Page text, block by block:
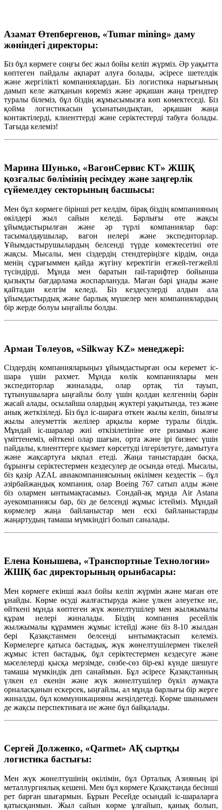
Азамат Өтепбергенов, «Tumar mining» даму
жөніндегі директоры:
Біз бұл көрмеге соңғы бес жыл бойы келіп жүрміз. Әр уақытта
көптеген пайдалы ақпарат алуға болады, әсіресе шетелдік
және жергілікті компаниялардан. Біз логистика нарығының
дамып келе жатқанын көреміз және әрқашан жаңа трендтер
туралы білеміз, бұл біздің жұмысымызға көп көмектеседі. Біз
қойма логистикасын ұсынатындықтан, әрқашан жаңа
контактілерді, клиенттерді және серіктестерді табуға болады.
Тағыда келеміз!
Марина Шунько, «ВагонСервис КТ» ЖШҚ
қозғалыс бөлімінің ресімдеу және заңгерлік
сүйемелдеу секторының басшысы:
Мен бұл көрмеге бірінші рет келдім, бірақ біздің компанияның
өкілдері жыл сайын келеді. Барлығы өте жақсы
ұйымдастырылған және әр түрлі компаниялар бар:
тасымалдаушылар, вагон иелері және экспедиторлар.
Ұйымдастырушылардың белсенді түрде көмектесетіні өте
жақсы. Мысалы, мен сіздердің стендтеріңізге кірдім, онда
менің сұрағыммен қайда жүгіну керектігін егжей-тегжейлі
түсіндірді. Мұнда мен баратын rail-тарифтер бойынша
қызықты бағдарлама жоспарлануда. Маған бәрі ұнады және
қайтадан келгім келеді. Біз кездесулерді алдын ала
ұйымдастырдық және барлық мүшелер мен компаниялардың
бір жерде болуы ыңғайлы болды.
Арман Төлеуов, «Silkway KZ» менеджері:
Сіздердің компанияларыңыз ұйымдастырған осы керемет іс-
шара үшін рахмет. Мұнда көлік компаниялары мен
экспедиторлар жиналады, олар ортақ тіл тауып,
тұтынушыларға ыңғайлы болу үшін қолдан келгеннің бәрін
жасай алады, осылайша олардың жүктері уақытында, тез және
анық жеткізіледі. Біз бұл іс-шараға өткен жылы келіп, биылғы
жылы әлеуметтік желілер арқылы көрме туралы білдік.
Мұндай іс-шаралар жиі өткізілетініне өте ризамыз және
үміттенеміз, өйткені олар шағын, орта және ірі бизнес үшін
пайдалы, клиенттерге қызмет көрсетуді ілгерілетуге, дамытуға
және жақсартуға ықпал етеді. Жаңа таныстардан басқа,
бұрынғы серіктестермен кездесулер де осында өтеді. Мысалы,
біз қазір AZAL авиакомпаниясының өкілімен кездестік – бұл
әзірбайжандық компания, олар Boeing 767 сатып алды және
біз олармен ынтымақтасамыз. Сондай-ақ мұнда Air Astana
әуекомпаниясы бар, біз де белсенді жұмыс істейміз. Мұндай
көрмелер жаңа байланыстар мен ескі байланыстарды
жаңартудың тамаша мүмкіндігі болып саналады.
Елена Конышева, «Транспортные Технологии»
ЖШҚ бас директорының орынбасары:
Мен көрмеге екінші жыл бойы келіп жүрмін және маған өте
ұнайды. Көрме өсуді жалғастыруда және үлкен әлеуетке ие,
өйткені мұнда көптеген жүк жөнелтушілер мен жылжымалы
құрам иелері жиналады. Біздің компания ресейлік
жылжымалы құраммен жұмыс істейді және біз 8-10 жылдан
бері Қазақстанмен белсенді ынтымақтасып келеміз.
Көрмелерге қатыса бастадық, жүк жөнелтушілермен тікелей
жұмыс істеп бастадық, бұл серіктестермен кездесуге және
мәселелерді қысқа мерзімде, сөзбе-сөз бір-екі күнде шешуге
тамаша мүмкіндік деп санаймын. Бұл әсіресе Қазақстанның
үлкен ел екенін және жүк жөнелтушілер бүкіл аумақта
орналасқанын ескерсек, ыңғайлы, ал мұнда барлығы бір жерге
жиналды, бұл коммуникацияны жеңілдетеді. Көрме шынымен
де жақсы перспективаға ие және бұл байқалады.
Сергей Долженко, «Qarmet» АҚ сыртқы
логистика бастығы:
Мен жүк жөнелтушінің өкілімін, бұл Орталық Азияның ірі
металлургиялық кешені. Мен бұл көрмеге Қазақстанда бесінші
рет барған шығармын. Бұрын Ресейде осындай іс-шараларға
қатысқанмын. Жыл сайын көрме ұлғайып, қанық болып,